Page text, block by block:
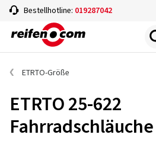
Bestellhotline: 019287042
ETRTO-Größe
ETRTO 25-622
Fahrradschläuche